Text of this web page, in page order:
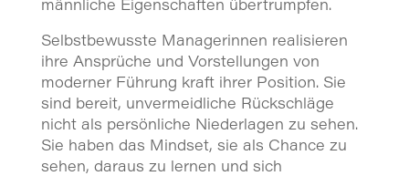
männliche Eigenschaften übertrumpfen.
Selbstbewusste Managerinnen realisieren
ihre Ansprüche und Vorstellungen von
moderner Führung kraft ihrer Position. Sie
sind bereit, unvermeidliche Rückschläge
nicht als persönliche Niederlagen zu sehen.
Sie haben das Mindset, sie als Chance zu
sehen, daraus zu lernen und sich